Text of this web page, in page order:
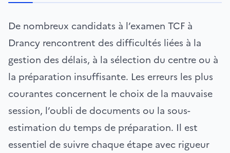
De nombreux candidats à l’examen TCF à
Drancy rencontrent des difficultés liées à la
gestion des délais, à la sélection du centre ou à
la préparation insuffisante. Les erreurs les plus
courantes concernent le choix de la mauvaise
session, l’oubli de documents ou la sous-
estimation du temps de préparation. Il est
essentiel de suivre chaque étape avec rigueur